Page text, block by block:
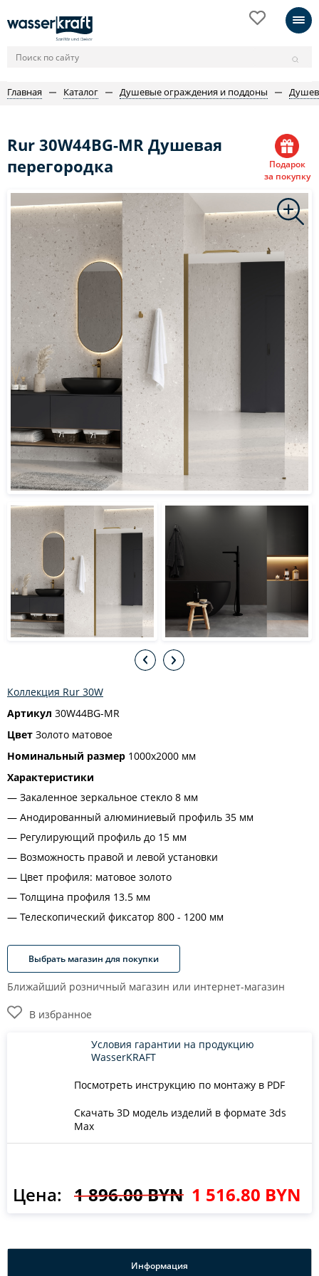
Главная Каталог Душевые ограждения и поддоны
Rur 30W44BG-MR Душевая
перегородка
Подарок
за покупку
Коллекция Rur 30W
Артикул 30W44BG-MR
Цвет Золото матовое
Номинальный размер 1000х2000 мм
Характеристики
Закаленное зеркальное стекло 8 мм
Анодированный алюминиевый профиль 35 мм
Регулирующий профиль до 15 мм
Возможность правой и левой установки
Цвет профиля: матовое золото
Толщина профиля 13.5 мм
Телескопический фиксатор 800 - 1200 мм
Выбрать магазин для покупки
Ближайший розничный магазин или интернет-магазин
В избранное
Посмотреть инструкцию по монтажу в PDF
Скачать 3D модель изделий в формате 3ds
Max
Условия гарантии на продукцию
WasserKRAFT
Цена: 1 896.00 BYN 1 516.80 BYN
Информация